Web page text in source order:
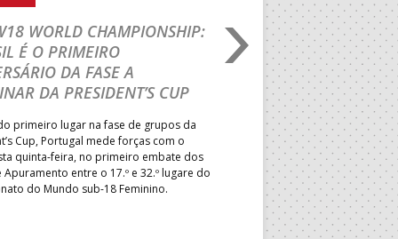
WORLD CHAMPIONSHIP:
É O PRIMEIRO
DA FASE A
DA PRESIDENT’S CUP
primeiro lugar na fase de grupos da
Cup, Portugal mede forças com o
quinta-feira, no primeiro embate dos
Apuramento entre o 17.º e 32.º lugare do
do Mundo sub-18 Feminino.
IHF W18 WORLD
JOÃO VAREJÃO
CURSO
TREINADORES NA
Treinador português João
integrado na EHF Experts
preletores convidados pela
de Andebol, em Pitești,
de 400 treinadores.